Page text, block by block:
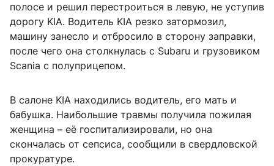
полосе и решил перестроиться в левую, не уступив
дорогу KIA. Водитель KIA резко затормозил,
машину занесло и отбросило в сторону заправки,
после чего она столкнулась с Subaru и грузовиком
Scania с полуприцепом.
В салоне KIA находились водитель, его мать и
бабушка. Наибольшие травмы получила пожилая
женщина – её госпитализировали, но она
скончалась от сепсиса, сообщили в свердловской
прокуратуре.